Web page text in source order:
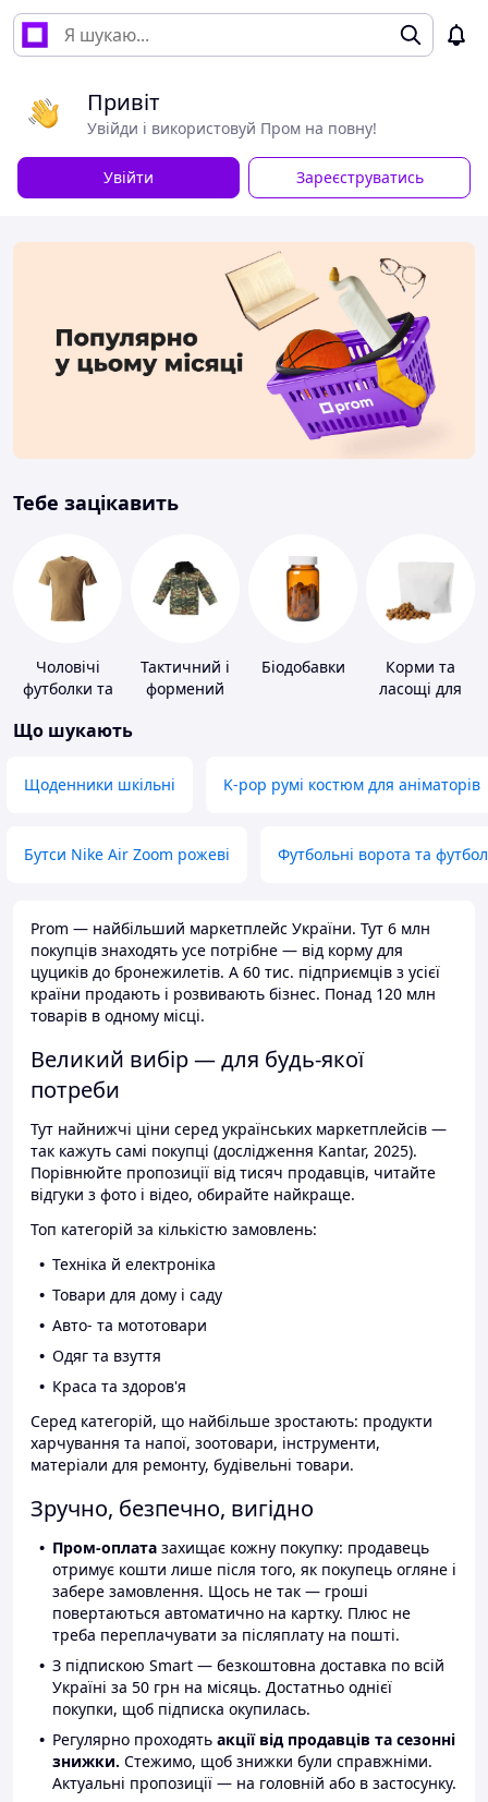
Привіт
Увійди і використовуй Пром на повну!
Увійти Зареєструватись
Тебе зацікавить
Чоловічі
футболки та
Тактичний і
формений
Біодобавки
Корми та
ласощі для
Що шукають
Щоденники шкільні K-pop румі костюм для аніматорів
Бутси Nike Air Zoom рожеві Футбольні ворота та
Prom — найбільший маркетплейс України. Тут 6 млн
покупців знаходять усе потрібне — від корму для
цуциків до бронежилетів. А 60 тис. підприємців з усієї
країни продають і розвивають бізнес. Понад 120 млн
товарів в одному місці.
Великий вибір — для будь-якої
потреби
Тут найнижчі ціни серед українських маркетплейсів —
так кажуть самі покупці (дослідження Kantar, 2025).
Порівнюйте пропозиції від тисяч продавців, читайте
відгуки з фото і відео, обирайте найкраще.
Топ категорій за кількістю замовлень:
Техніка й електроніка
Товари для дому і саду
Авто- та мототовари
Одяг та взуття
Краса та здоров'я
Серед категорій, що найбільше зростають: продукти
харчування та напої, зоотовари, інструменти,
матеріали для ремонту, будівельні товари.
Зручно, безпечно, вигідно
Пром-оплата захищає кожну покупку: продавець
отримує кошти лише після того, як покупець огляне і
забере замовлення. Щось не так — гроші
повертаються автоматично на картку. Плюс не
треба переплачувати за післяплату на пошті.
З підпискою Smart — безкоштовна доставка по всій
Україні за 50 грн на місяць. Достатньо однієї
покупки, щоб підписка окупилась.
Регулярно проходять акції від продавців та сезонні
знижки. Стежимо, щоб знижки були справжніми.
Актуальні пропозиції — на головній або в застосунку.